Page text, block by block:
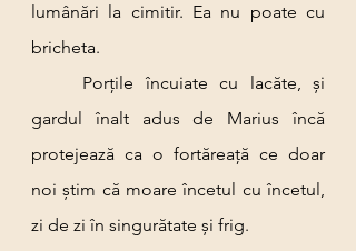
lumânări la cimitir. Ea nu poate cu
bricheta.
gardul înalt adus de Marius încă
protejează ca o fortăreață ce doar
noi știm că moare încetul cu încetul,
zi de zi în singurătate și frig.